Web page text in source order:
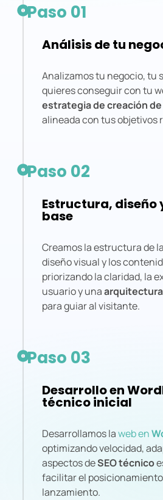
Paso 01
Análisis de tu
Analizamos tu negocio, tu
quieres conseguir con tu
estrategia de creación
alineada con tus objetivos
Paso 02
Estructura, diseño
base
Creamos la estructura de
diseño visual y los
priorizando la claridad, la
usuario y una
para guiar al visitante.
Paso 03
Desarrollo en
técnico inicial
Desarrollamos laweb en
optimizando velocidad,
aspectos deSEO técnico
facilitar el posicionamiento
lanzamiento.